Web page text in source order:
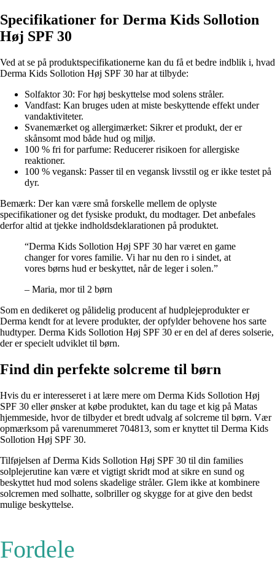
Specifikationer for Derma Kids Sollotion
Høj SPF 30
Ved at se på produktspecifikationerne kan du få et bedre indblik i, hvad
Derma Kids Sollotion Høj SPF 30 har at tilbyde:
Solfaktor 30: For høj beskyttelse mod solens stråler.
Vandfast: Kan bruges uden at miste beskyttende effekt under
vandaktiviteter.
Svanemærket og allergimærket: Sikrer et produkt, der er
skånsomt mod både hud og miljø.
100 % fri for parfume: Reducerer risikoen for allergiske
reaktioner.
100 % vegansk: Passer til en vegansk livsstil og er ikke testet på
dyr.
Bemærk: Der kan være små forskelle mellem de oplyste
specifikationer og det fysiske produkt, du modtager. Det anbefales
derfor altid at tjekke indholdsdeklarationen på produktet.
“Derma Kids Sollotion Høj SPF 30 har været en game
changer for vores familie. Vi har nu den ro i sindet, at
vores børns hud er beskyttet, når de leger i solen.”
– Maria, mor til 2 børn
Som en dedikeret og pålidelig producent af hudplejeprodukter er
Derma kendt for at levere produkter, der opfylder behovene hos sarte
hudtyper. Derma Kids Sollotion Høj SPF 30 er en del af deres solserie,
der er specielt udviklet til børn.
Find din perfekte solcreme til børn
Hvis du er interesseret i at lære mere om Derma Kids Sollotion Høj
SPF 30 eller ønsker at købe produktet, kan du tage et kig på Matas
hjemmeside, hvor de tilbyder et bredt udvalg af solcreme til børn. Vær
opmærksom på varenummeret 704813, som er knyttet til Derma Kids
Sollotion Høj SPF 30.
Tilføjelsen af Derma Kids Sollotion Høj SPF 30 til din families
solplejerutine kan være et vigtigt skridt mod at sikre en sund og
beskyttet hud mod solens skadelige stråler. Glem ikke at kombinere
solcremen med solhatte, solbriller og skygge for at give den bedst
mulige beskyttelse.
Fordele